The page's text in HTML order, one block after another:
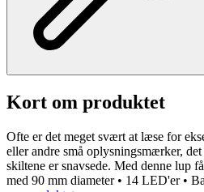
Kort om produktet
Ofte er det meget svært at læse for
eller andre små oplysningsmærker,
skiltene er snavsede. Med denne lup
med 90 mm diameter • 14 LED'er •